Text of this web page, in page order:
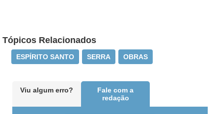
Tópicos Relacionados
ESPÍRITO SANTO SERRA OBRAS
Viu algum erro?
Fale com a
redação